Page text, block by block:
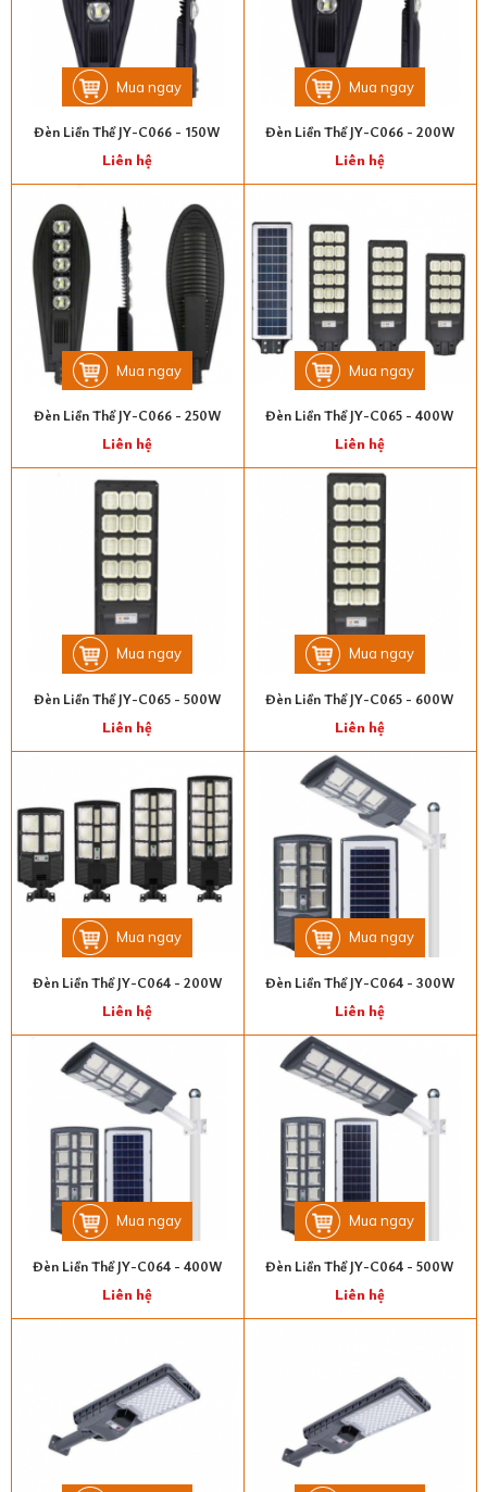
Mua ngay
Đèn Liền Thể JY-C066 - 150W
Liên hệ
Mua ngay
Đèn Liền Thể JY-C066 - 200W
Liên hệ
Mua ngay
Đèn Liền Thể JY-C066 - 250W
Liên hệ
Mua ngay
Đèn Liền Thể JY-C065 - 400W
Liên hệ
Mua ngay
Đèn Liền Thể JY-C065 - 500W
Liên hệ
Mua ngay
Đèn Liền Thể JY-C065 - 600W
Liên hệ
Mua ngay
Đèn Liền Thể JY-C064 - 200W
Liên hệ
Mua ngay
Đèn Liền Thể JY-C064 - 300W
Liên hệ
Mua ngay
Đèn Liền Thể JY-C064 - 400W
Liên hệ
Mua ngay
Đèn Liền Thể JY-C064 - 500W
Liên hệ